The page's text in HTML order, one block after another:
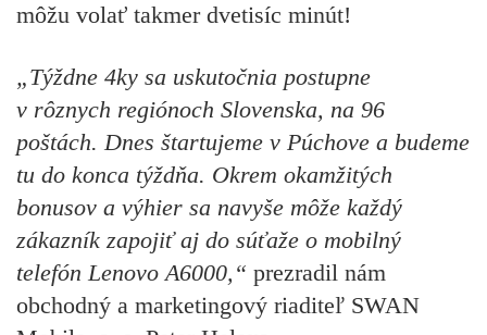
môžu volať takmer dvetisíc minút!
„Týždne 4ky sa uskutočnia postupne
v rôznych regiónoch Slovenska, na 96
poštách. Dnes štartujeme v Púchove a budeme
tu do konca týždňa. Okrem okamžitých
bonusov a výhier sa navyše môže každý
zákazník zapojiť aj do súťaže o mobilný
telefón Lenovo A6000,“ prezradil nám
obchodný a marketingový riaditeľ SWAN